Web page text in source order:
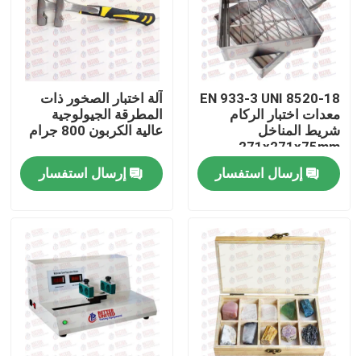
جولة في المعمل
ضبط الجودة
اتصل بنا
طلب اقتباس
آلة اختبار عالمية
آلة اختبار التربة
آلة اختبار الخرسانة
EN 933-3 UNI 8520-18
معدات اختبار الركام
شريط المناخل
271x271x75mm
إرسال استفسار
آلة اختبار الصخور ذات
المطرقة الجيولوجية
عالية الكربون 800 جرام
إرسال استفسار